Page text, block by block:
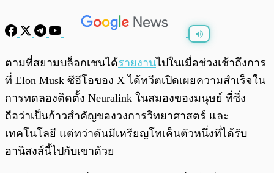
/ 0:00
ตามที่สยามบล็อกเชนได้รายงานไปในเมื่อช่วงเช้าถึงการ
ที่ Elon Musk ซีอีโอของ X ได้ทวีตเปิดเผยความสำเร็จใน
การทดลองติดตั้ง Neuralink ในสมองของมนุษย์ ที่ซึ่ง
ถือว่าเป็นก้าวสำคัญของวงการวิทยาศาสตร์ และ
เทคโนโลยี แต่ทว่าดันมีเหรียญโทเค็นตัวหนึ่งที่ได้รับ
อานิสงส์นี้ไปกับเขาด้วย